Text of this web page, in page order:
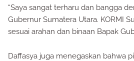
“Saya sangat terharu dan bangga
Gubernur Sumatera Utara. KORMI
sesuai arahan dan binaan Bapak
Daffasya juga menegaskan bahwa